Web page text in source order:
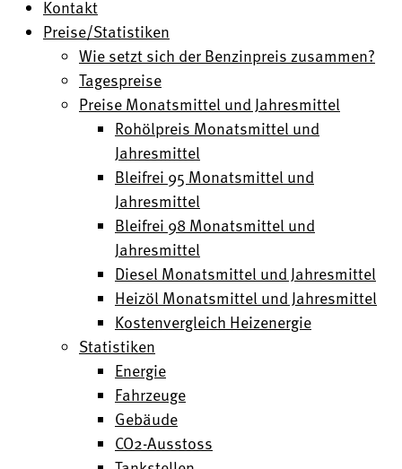
Kontakt
Preise/Statistiken
Wie setzt sich der Benzinpreis zusammen?
Tagespreise
Preise Monatsmittel und Jahresmittel
Rohölpreis Monatsmittel und
Jahresmittel
Bleifrei 95 Monatsmittel und
Jahresmittel
Bleifrei 98 Monatsmittel und
Jahresmittel
Diesel Monatsmittel und Jahresmittel
Heizöl Monatsmittel und Jahresmittel
Kostenvergleich Heizenergie
Statistiken
Energie
Fahrzeuge
Gebäude
CO2-Ausstoss